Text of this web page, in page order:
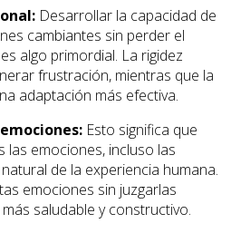
Desarrollar la capacidad de
cambiantes sin perder el
algo primordial. La rigidez
frustración, mientras que la
adaptación más efectiva.
Esto significa que
emociones, incluso las
de la experiencia humana.
emociones sin juzgarlas
saludable y constructivo.